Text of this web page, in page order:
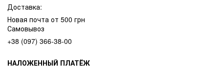
Доставка:
Новая почта от 500 грн
Самовывоз
+38 (097) 366-38-00
НАЛОЖЕННЫЙ ПЛАТЁЖ